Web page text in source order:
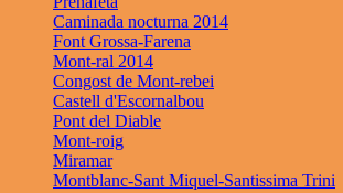
Caminada nocturna 2014
Font Grossa-Farena
Mont-ral 2014
Congost de Mont-rebei
Castell d'Escornalbou
Pont del Diable
Mont-roig
Miramar
Montblanc-Sant Miquel-Santissima Trini